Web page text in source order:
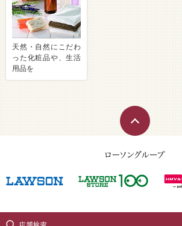
天然・自然にこだわ
った化粧品や、生活
用品を